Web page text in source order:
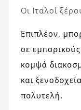
Οι Ιταλοί
Επιπλέον,
σε
κομψά
και
πολυτελή.